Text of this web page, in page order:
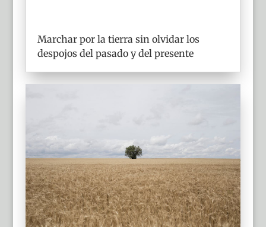
Marchar por la tierra sin olvidar los
despojos del pasado y del presente